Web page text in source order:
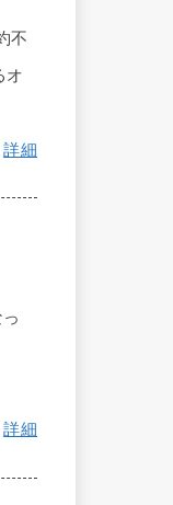
不
オ
詳細
詳細